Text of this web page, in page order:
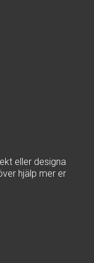
eller designa
hjälp mer er